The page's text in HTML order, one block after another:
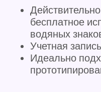
бесплатное
водяных
Учетная
Идеально